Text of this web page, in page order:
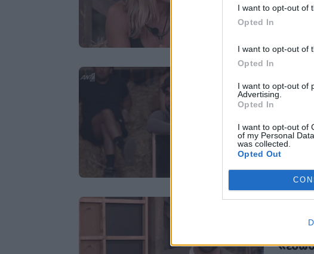
I want to opt-out of
Opted In
I want to opt-out of
Opted In
I want to opt-out of
Advertising.
Opted In
I want to opt-out of
of my Personal
was collected.
Opted Out
00:50
Η
00:18
Η